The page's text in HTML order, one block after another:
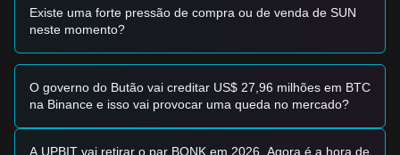
Cenário de risco
• Se o preço do SUN cair abaixo do suporte crítico
Estratégia de compra
• Aguarde até o preço recuperar com sucesso e manter-se
acima do nível de resistência0,02380 $antes de entrar
Existe uma forte pressão de compra ou de venda de SUN
neste momento?
O governo do Butão vai creditar US$ 27,96 milhões em BTC
na Binance e isso vai provocar uma queda no mercado?
A UPBIT vai retirar o par BONK em 2026. Agora é a hora de